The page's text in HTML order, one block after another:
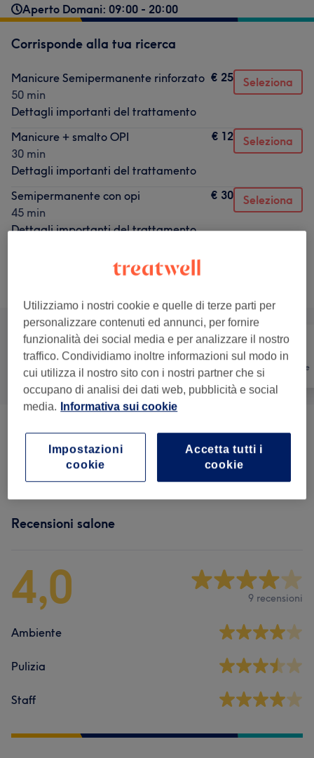
Aperto Domani: 09:00 - 20:00
Corrisponde alla tua ricerca
Manicure Semipermanente rinforzato
50 min
Dettagli importanti del trattamento
€ 25 Seleziona
Manicure + smalto OPI
30 min
Dettagli importanti del trattamento
€ 12 Seleziona
Semipermanente con opi
45 min
Dettagli importanti del trattamento
€ 30 Seleziona
Non è quello che cercavi?
Tutti Unghie Depilazione
Manicure (4) da € 7
Ricostruzione Unghie da € 40
Recensioni salone
4,0 9 recensioni
Ambiente
Pulizia
Staff
Utilizziamo i nostri cookie e quelle di terze parti per
personalizzare contenuti ed annunci, per fornire
funzionalità dei social media e per analizzare il nostro
traffico. Condividiamo inoltre informazioni sul modo in
cui utilizza il nostro sito con i nostri partner che si
occupano di analisi dei dati web, pubblicità e social
media. Informativa sui cookie
Accetta tutti i
cookie
Impostazioni
cookie